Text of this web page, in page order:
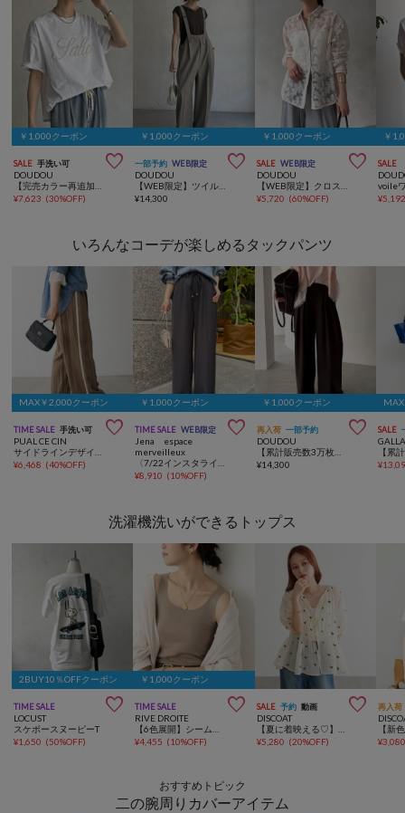
￥1,000クーポン
SALE 手洗い可 
DOUDOU
¥7,623 (30%OFF)
￥1,000クーポン
一部予約 WEB限定 
DOUDOU
¥14,300
￥1,000クーポン
SALE WEB限定 
DOUDOU
¥5,720 (60%OFF)
￥
SALE
¥
いろんなコーデが楽しめるタックパンツ
MAX￥2,000クーポン
TIME SALE 手洗い可 
PUAL CE CIN
¥6,468 (40%OFF)
￥1,000クーポン
TIME SALE WEB限定 
Jena espace
merveilleux
¥8,910 (10%OFF)
￥1,000クーポン
再入荷 一部予約 
DOUDOU
¥14,300
SALE
¥
洗濯機洗いができるトップス
2BUY10％OFFクーポン
TIME SALE 
LOCUST
スケボースヌーピーT
¥1,650 (50%OFF)
￥1,000クーポン
TIME SALE 
RIVE DROITE
¥4,455 (10%OFF)
SALE 予約 動画 
DISCOAT
¥5,280 (20%OFF)
再入荷
¥
おすすめトピック
二の腕周りカバーアイテム